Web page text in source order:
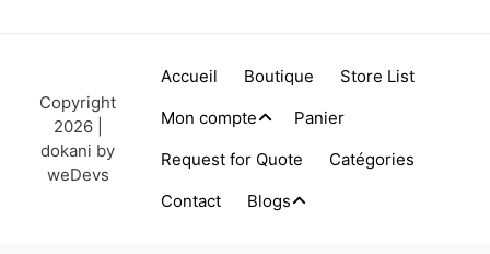
Copyright
2026 |
dokani by
weDevs
Accueil Boutique
Store List
Mon compte
Panier
Request for Quote
Catégories
Contact
Blogs